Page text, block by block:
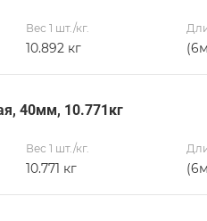
Вес 1 шт./кг.
10.892 кг
40мм, 10.771кг
Вес 1 шт./кг.
10.771 кг